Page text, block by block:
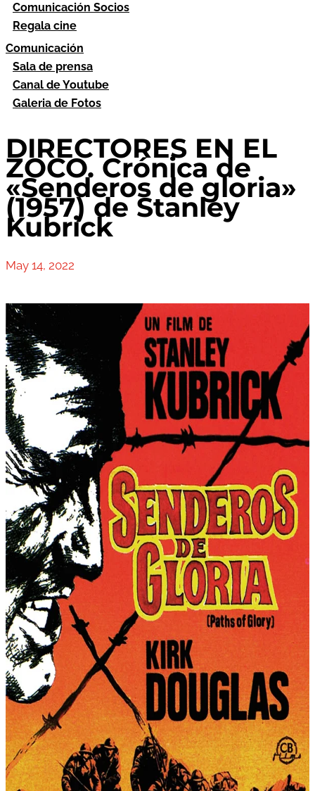
Comunicación Socios
Regala cine
Comunicación
Sala de prensa
Canal de Youtube
Galeria de Fotos
DIRECTORES EN EL
ZOCO. Crónica de
«Senderos de gloria»
(1957) de Stanley
Kubrick
May 14, 2022